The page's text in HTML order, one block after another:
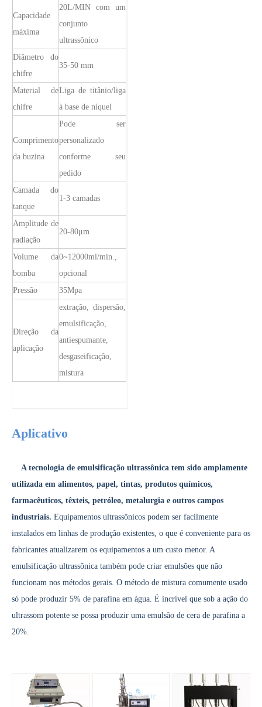
Atualmente, a pesquisa sobre a extração de antioxidantes e
Tecnologia ultrassônica de tratamento de água
Atualmente, a pesquisa sobre a extração de antioxidantes e
Capacidade
máxima
20L/MIN com um
conjunto
ultrassônico
Diâmetro do
chifre
35-50 mm
Material de
chifre
Liga de titânio/liga
à base de níquel
Comprimento
da buzina
Pode ser
personalizado
conforme seu
pedido
Camada do
tanque
1-3 camadas
Amplitude de
radiação
20-80μm
Volume da
bomba
0~12000ml/min.,
opcional
Pressão
35Mpa
Direção da
aplicação
extração, dispersão,
emulsificação,
antiespumante,
desgaseificação,
mistura
Aplicativo
A tecnologia de emulsificação ultrassônica tem sido amplamente
utilizada em alimentos, papel, tintas, produtos químicos,
farmacêuticos, têxteis, petróleo, metalurgia e outros campos
industriais. Equipamentos ultrassônicos podem ser facilmente
instalados em linhas de produção existentes, o que é conveniente para os
fabricantes atualizarem os equipamentos a um custo menor. A
emulsificação ultrassônica também pode criar emulsões que não
funcionam nos métodos gerais. O método de mistura comumente usado
só pode produzir 5% de parafina em água. É incrível que sob a ação do
ultrassom potente se possa produzir uma emulsão de cera de parafina a
20%.